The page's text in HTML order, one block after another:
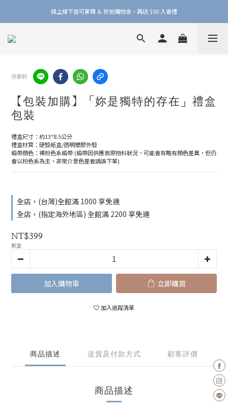
加入品牌會員，官網門市每筆消費皆享 1% 購物金回饋！
線上線下皆可累積 & 折抵購物金，再送 $50 入會禮
加入品牌會員，官網門市每筆消費皆享 1% 購物金回饋！
分享到
【包裝加購】「妳是獨特的存在」禮盒
包裝
禮盒尺寸：約13*8.5公分
禮盒材質：硬殼紙盒/透明塑膠外殼
緞帶顏色：裸粉色系緞帶 (緞帶因供應商原物料狀況，可能會有略有顏色差異，但仍
會以粉色系為主，非常介意色差者請誤下單)
全店，(台灣)全館滿 1000 享免運
全店，(指定海外地區) 全館滿 2200 享免運
NT$399
數量
加入購物車 立即購買
加入追蹤清單
商品描述 送貨及付款方式 顧客評價
商品描述